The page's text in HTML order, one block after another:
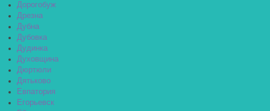
Дорогобуж
Дрезна
Дубна
Дубовка
Дудинка
Духовщина
Дюртюли
Дятьково
Евпатория
Егорьевск